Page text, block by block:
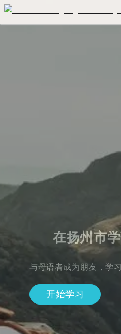
在扬州市
与母语者成为朋友，学
开始学习